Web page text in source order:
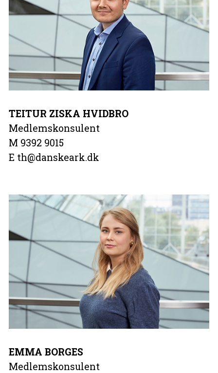
TEITUR ZISKA HVIDBRO
Medlemskonsulent
M 9392 9015
E th@danskeark.dk
EMMA BORGES
Medlemskonsulent